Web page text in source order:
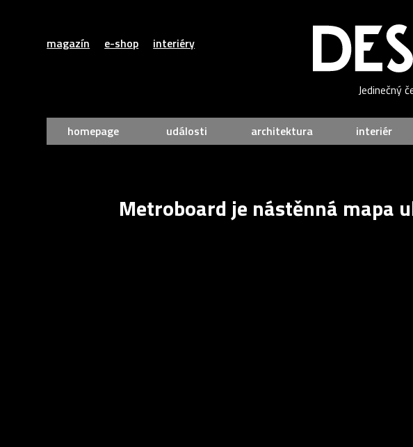
magazín e-shop interiéry
Jedinečný
homepage události architektura interiér
Metroboard je nástěnná mapa